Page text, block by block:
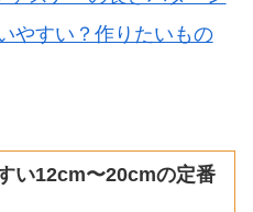
やすい？作りたいもの
い12cm〜20cmの定番